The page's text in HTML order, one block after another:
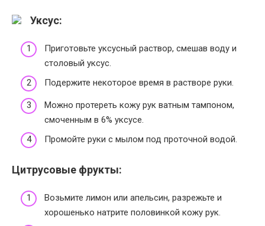
Уксус:
Приготовьте уксусный раствор, смешав воду и
столовый уксус.
Подержите некоторое время в растворе руки.
Можно протереть кожу рук ватным тампоном,
смоченным в 6% уксусе.
Промойте руки с мылом под проточной водой.
Цитрусовые фрукты:
Возьмите лимон или апельсин, разрежьте и
хорошенько натрите половинкой кожу рук.